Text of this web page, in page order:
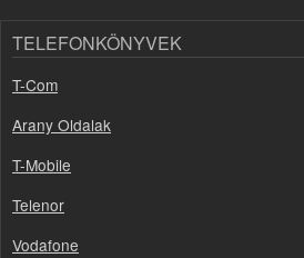
TELEFONKÖNYVEK
T-Com
Arany Oldalak
T-Mobile
Telenor
Vodafone